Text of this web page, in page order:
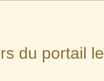
du portail